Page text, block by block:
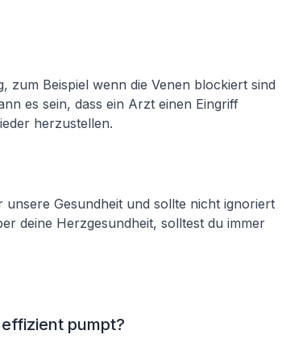
zum Beispiel wenn die Venen blockiert sind
es sein, dass ein Arzt einen Eingriff
herzustellen.
Gesundheit und sollte nicht ignoriert
deine Herzgesundheit, solltest du immer
pumpt?